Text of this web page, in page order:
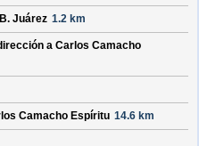
B. Juárez 1.2 km
a Carlos Camacho
Camacho Espíritu 14.6 km